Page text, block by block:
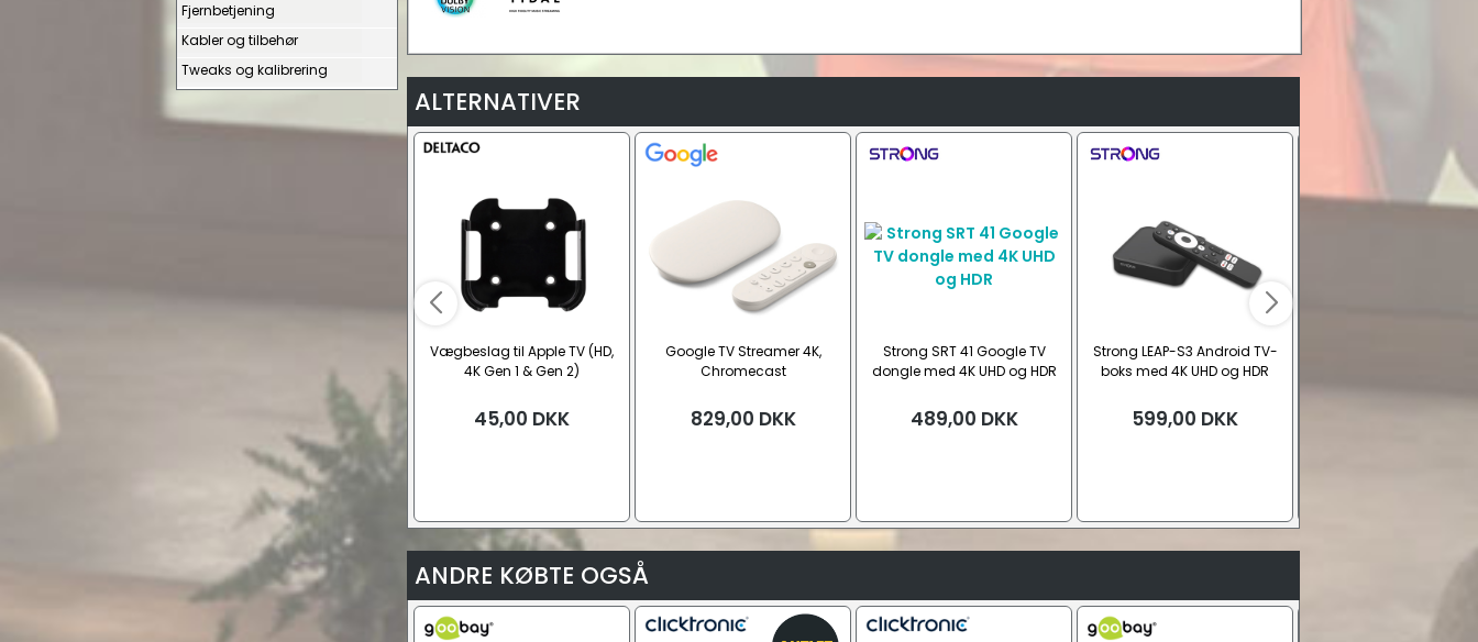
Fjernbetjening
Kabler og tilbehør
Tweaks og kalibrering
ALTERNATIVER
Vægbeslag til Apple TV (HD,
4K Gen 1 & Gen 2)
45,00 DKK
Google TV Streamer 4K,
Chromecast
829,00 DKK
Strong SRT 41 Google TV
dongle med 4K UHD og HDR
489,00 DKK
Strong LEAP-S3 Android TV-
boks med 4K UHD og HDR
599,00 DKK
ANDRE KØBTE OGSÅ